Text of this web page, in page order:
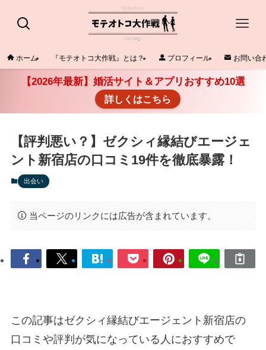
ホーム 『モテオトコ大作戦』とは？ プロフィール お問い合
【2026年最新】婚活サイト＆アプリおすすめ10選
詳しくはこちら
【評判悪い？】ゼクシィ縁結びエージェ
ント新宿店の口コミ19件を徹底暴露！
出会い
当ページのリンクには広告が含まれています。
この記事はゼクシィ縁結びエージェント新宿店の
口コミや評判が気になっている人におすすめで